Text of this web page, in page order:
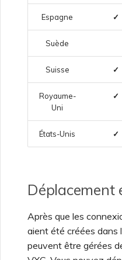
Espagne ✓
Suède
Suisse ✓
Royaume-
Uni
✓
États-Unis ✓
Déplacement
Après que les
aient été créées dans
peuvent être gérées